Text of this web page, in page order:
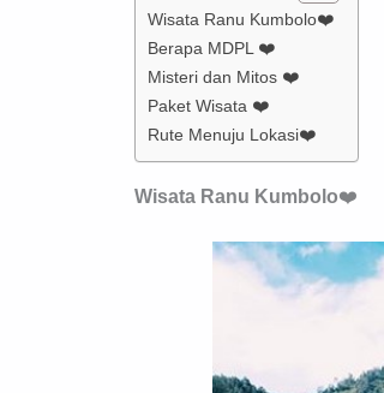
Wisata Ranu Kumbolo❤️
Berapa MDPL ❤️
Misteri dan Mitos ❤️
Paket Wisata ❤️
Rute Menuju Lokasi❤️
Wisata Ranu Kumbolo❤️